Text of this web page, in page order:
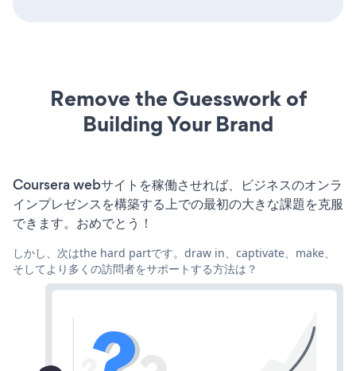
Remove the Guesswork of
Building Your Brand
Coursera webサイトを稼働させれば、ビジネスのオンラ
インプレゼンスを構築する上での最初の大きな課題を克服
できます。おめでとう！
しかし、次はthe hard partです。draw in、captivate、make、
そしてより多くの訪問者をサポートする方法は？